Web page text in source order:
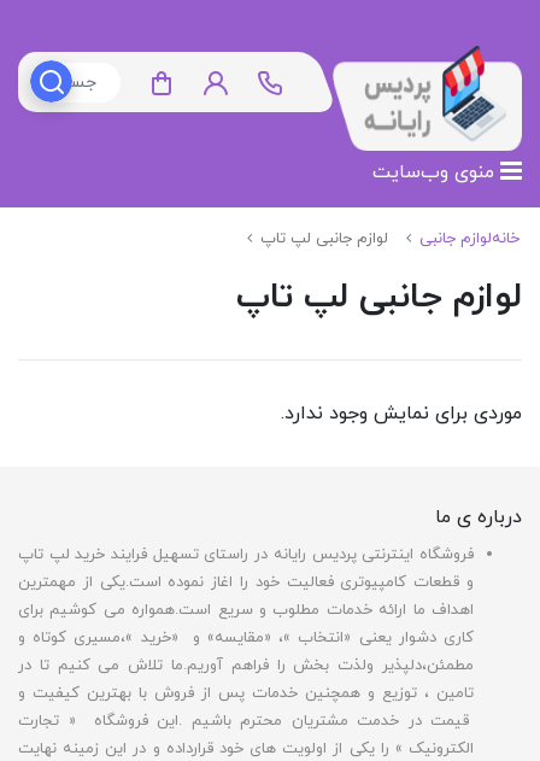
خانهلوازم جانبی لوازم جانبی لپ تاپ
لوازم جانبی لپ تاپ
موردی برای نمایش وجود ندارد.
درباره ی ما
فروشگاه اینترنتی پردیس رایانه در راستای تسهیل فرایند خرید لپ تاپ
و قطعات کامپیوتری فعالیت خود را اغاز نموده است.یکی از مهمترین
اهداف ما ارائه خدمات مطلوب و سریع است.همواره می کوشیم برای
کاری دشوار یعنی «انتخاب »، «مقایسه» و «خرید »،مسیری کوتاه و
مطمئن،دلپذیر ولذت بخش را فراهم آوریم.ما تلاش می کنیم تا در
تامین ، توزیع و همچنین خدمات پس از فروش با بهترین کیفیت و
قیمت در خدمت مشتریان محترم باشیم .این فروشگاه « تجارت
الکترونیک » را یکی از اولویت های خود قرارداده و در این زمینه نهایت